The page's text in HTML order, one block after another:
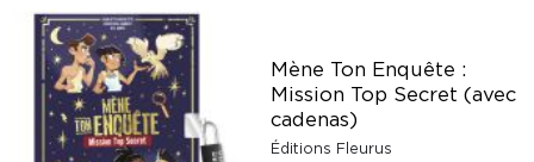
Mène Ton Enquête :
Mission Top Secret (avec
cadenas)
Éditions Fleurus